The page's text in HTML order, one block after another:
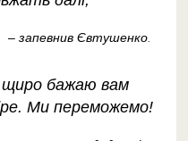
– запевнив Євтушенко.
щиро бажаю вам
Ми переможемо!